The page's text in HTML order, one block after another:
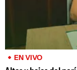
EN VIVO